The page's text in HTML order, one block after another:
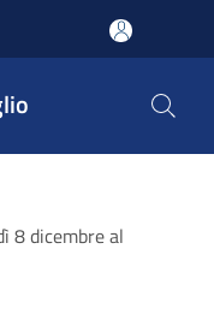
8 dicembre al